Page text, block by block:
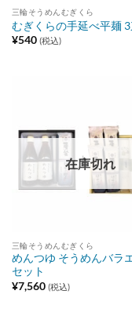
三輪そうめんむぎくら
むぎくらの手延べ平麺 3
¥540 (税込)
在庫切れ
三輪そうめんむぎくら
めんつゆ そうめんバラ
セット
¥7,560 (税込)